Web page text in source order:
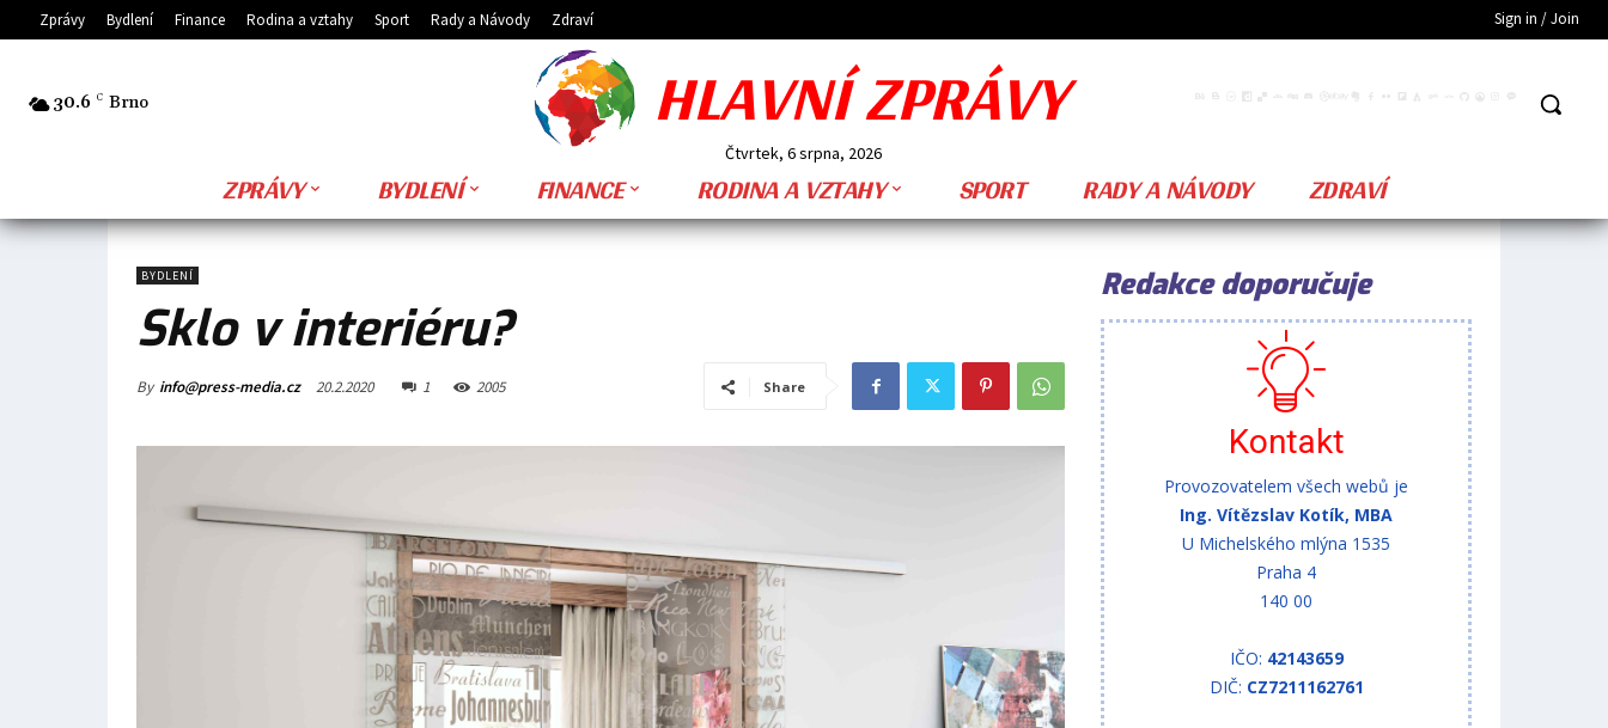
Zprávy Bydlení Finance Rodina a vztahy Sport Rady a Návody Zdraví Sign in / Join
30.6 C Brno HLAVNÍ ZPRÁVY
Čtvrtek, 6 srpna, 2026
ZPRÁVY BYDLENÍ FINANCE RODINA A VZTAHY SPORT RADY A NÁVODY ZDRAVÍ
BYDLENÍ
Sklo v interiéru?
By info@press-media.cz 20.2.2020 1 2005 Share
Redakce doporučuje
Kontakt
Provozovatelem všech webů je
Ing. Vítězslav Kotík, MBA
U Michelského mlýna 1535
Praha 4
140 00
IČO: 42143659
DIČ: CZ7211162761